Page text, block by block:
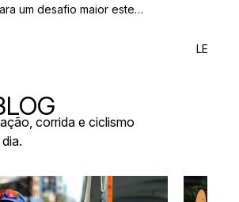
um desafio maior este
e o verão, o
LER
corrida e ciclismo